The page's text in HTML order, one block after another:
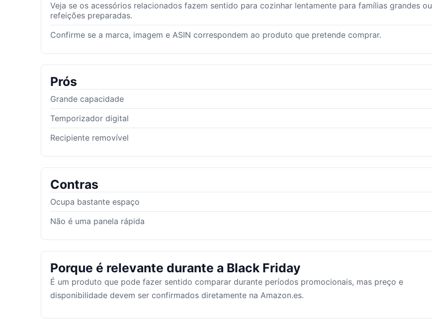
Veja se os acessórios relacionados fazem sentido para cozinhar lentamente para famílias grandes ou
refeições preparadas.
Confirme se a marca, imagem e ASIN correspondem ao produto que pretende comprar.
Prós
Grande capacidade
Temporizador digital
Recipiente removível
Contras
Ocupa bastante espaço
Não é uma panela rápida
Porque é relevante durante a Black Friday
É um produto que pode fazer sentido comparar durante períodos promocionais, mas preço e
disponibilidade devem ser confirmados diretamente na Amazon.es.